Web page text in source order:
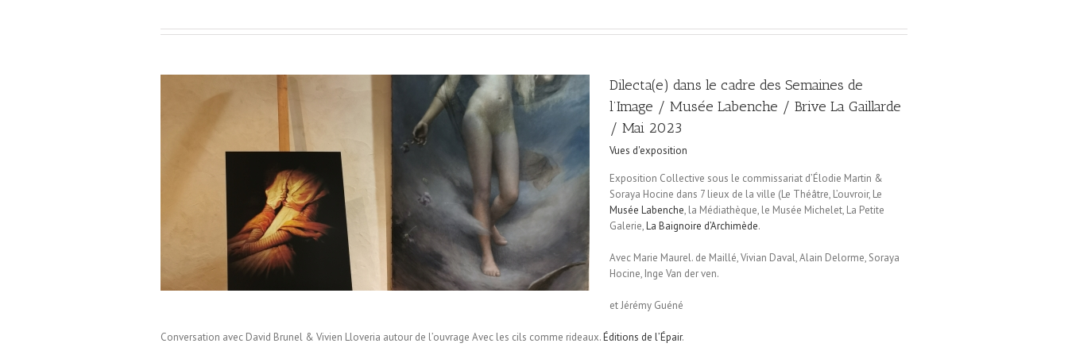
Dilecta(e) dans le cadre des Semaines de
l’Image / Musée Labenche / Brive La Gaillarde
/ Mai 2023
Vues d'exposition
Exposition Collective sous le commissariat d’Élodie Martin &
Soraya Hocine dans 7 lieux de la ville (Le Théâtre, L’ouvroir, Le
Musée Labenche, la Médiathèque, le Musée Michelet, La Petite
Galerie,La Baignoire d’Archimède.
Avec Marie Maurel. de Maillé, Vivian Daval, Alain Delorme, Soraya
Hocine, Inge Van der ven.
et Jérémy Guéné
Conversation avec David Brunel & Vivien Lloveria autour de l’ouvrage Avec les cils comme rideaux.Éditions de l’Épair.